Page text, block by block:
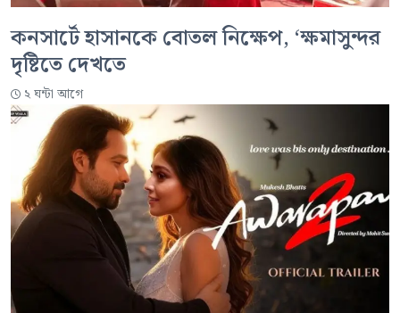
কনসার্টে হাসানকে বোতল নিক্ষেপ, ‘ক্ষমাসুন্দর
দৃষ্টিতে দেখতে
২ ঘন্টা আগে